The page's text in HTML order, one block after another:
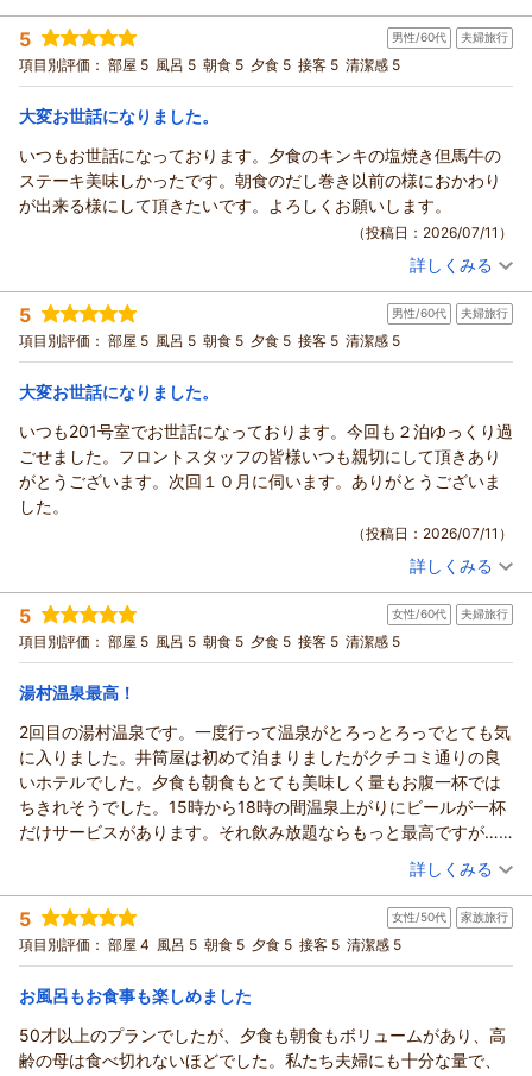
宿泊時期： 2026年06月宿泊 (友達旅行)
投稿者： TOBEさん
宿泊プラン： 幻想的なライトアップと共にイス・テーブルで楽しむ旬会席
♪ ガーデンダイニング『はなみずき』プラン
和室 朝・夕
宿泊価格帯： 21,001～22,000円(大人一人あたり/税込)
5 男性/60代 夫婦旅行
項目別評価： 部屋 5 風呂 5 朝食 5 夕食 5 接客 5 清潔感 5
大変お世話になりました。
いつもお世話になっております。夕食のキンキの塩焼き但馬牛の
ステーキ美味しかったです。朝食のだし巻き以前の様におかわり
が出来る様にして頂きたいです。よろしくお願いします。
（投稿日：2026/07/11）
投稿者： ミルクさん(男性/60代)
宿泊プラン： カレンダーを要チェック♪ お子様歓迎♪ お日にち限定＆直前
割のお得な間際プラン！
和室 朝・夕
宿泊価格帯： 15,001～16,000円(大人一人あたり/税込)
詳しくみる
5 男性/60代 夫婦旅行
項目別評価： 部屋 5 風呂 5 朝食 5 夕食 5 接客 5 清潔感 5
大変お世話になりました。
いつも201号室でお世話になっております。今回も２泊ゆっくり過
ごせました。フロントスタッフの皆様いつも親切にして頂きあり
がとうございます。次回１０月に伺います。ありがとうございま
した。
（投稿日：2026/07/11）
投稿者： ミルクさん(男性/60代)
宿泊プラン： ≪期間限定のお値打ちシニアプラン≫ JR江原駅の無料送迎
あり ※要予約
和室 朝・夕
宿泊価格帯： 17,001～18,000円(大人一人あたり/税込)
詳しくみる
5 女性/60代 夫婦旅行
項目別評価： 部屋 5 風呂 5 朝食 5 夕食 5 接客 5 清潔感 5
湯村温泉最高！
2回目の湯村温泉です。一度行って温泉がとろっとろっでとても気
に入りました。井筒屋は初めて泊まりましたがクチコミ通りの良
いホテルでした。夕食も朝食もとても美味しく量もお腹一杯では
ちきれそうでした。15時から18時の間温泉上がりにビールが一杯
だけサービスがあります。それ飲み放題ならもっと最高ですが…
チェックインの時の茶菓子とお茶、温泉あがりのグリーンティー
湯村温泉はインバウンドの客もほとんどいないし関西の穴場だと
思います。又近いうちに行く予定です！
（投稿日：2026/06/30）
宿泊時期： 2026年06月宿泊 (夫婦旅行)
投稿者： ひかりくんさん
宿泊プラン： カレンダーを要チェック♪ お子様歓迎♪ お日にち限定＆直前
割のお得な間際プラン！
和室 朝・夕
宿泊価格帯： 15,001～16,000円(大人一人あたり/税込)
湯村温泉 佳泉郷 井づつやからの返信
ひかりくん様
詳しくみる
5 女性/50代 家族旅行
項目別評価： 部屋 4 風呂 5 朝食 5 夕食 5 接客 5 清潔感 5
お風呂もお食事も楽しめました
50才以上のプランでしたが、夕食も朝食もボリュームがあり、高
齢の母は食べ切れないほどでした。私たち夫婦にも十分な量で、